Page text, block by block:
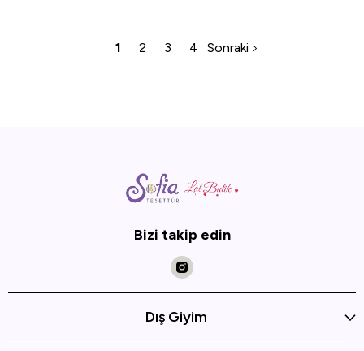
1 2 3 4 Sonraki
Bizi takip edin
Dış Giyim